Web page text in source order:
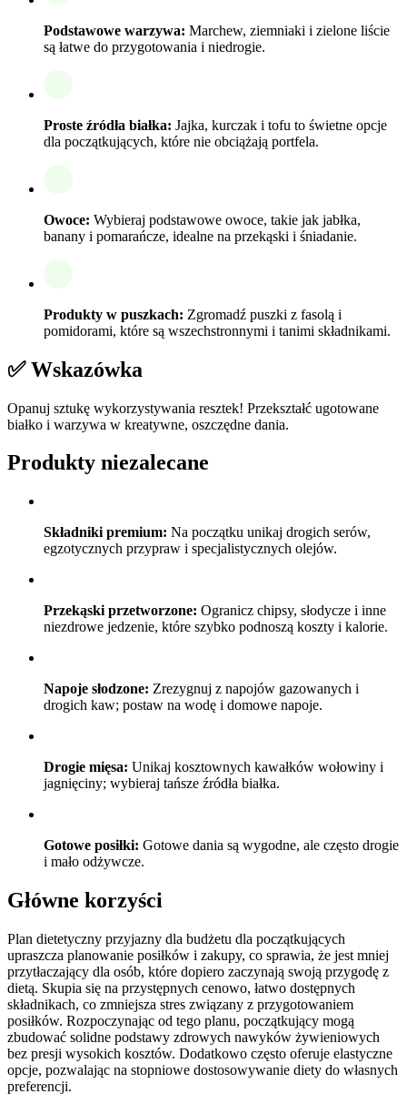
Podstawowe warzywa: Marchew, ziemniaki i zielone liście
są łatwe do przygotowania i niedrogie.
Proste źródła białka: Jajka, kurczak i tofu to świetne opcje
dla początkujących, które nie obciążają portfela.
Owoce: Wybieraj podstawowe owoce, takie jak jabłka,
banany i pomarańcze, idealne na przekąski i śniadanie.
Produkty w puszkach: Zgromadź puszki z fasolą i
pomidorami, które są wszechstronnymi i tanimi składnikami.
✅ Wskazówka
Opanuj sztukę wykorzystywania resztek! Przekształć ugotowane
białko i warzywa w kreatywne, oszczędne dania.
Produkty niezalecane
Składniki premium: Na początku unikaj drogich serów,
egzotycznych przypraw i specjalistycznych olejów.
Przekąski przetworzone: Ogranicz chipsy, słodycze i inne
niezdrowe jedzenie, które szybko podnoszą koszty i kalorie.
Napoje słodzone: Zrezygnuj z napojów gazowanych i
drogich kaw; postaw na wodę i domowe napoje.
Drogie mięsa: Unikaj kosztownych kawałków wołowiny i
jagnięciny; wybieraj tańsze źródła białka.
Gotowe posiłki: Gotowe dania są wygodne, ale często drogie
i mało odżywcze.
Główne korzyści
Plan dietetyczny przyjazny dla budżetu dla początkujących
upraszcza planowanie posiłków i zakupy, co sprawia, że jest mniej
przytłaczający dla osób, które dopiero zaczynają swoją przygodę z
dietą. Skupia się na przystępnych cenowo, łatwo dostępnych
składnikach, co zmniejsza stres związany z przygotowaniem
posiłków. Rozpoczynając od tego planu, początkujący mogą
zbudować solidne podstawy zdrowych nawyków żywieniowych
bez presji wysokich kosztów. Dodatkowo często oferuje elastyczne
opcje, pozwalając na stopniowe dostosowywanie diety do własnych
preferencji.